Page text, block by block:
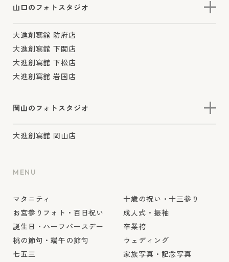
山口のフォトスタジオ
大進創寫舘 防府店
大進創寫舘 下関店
大進創寫舘 下松店
大進創寫舘 岩国店
岡山のフォトスタジオ
大進創寫舘 岡山店
MENU
マタニティ
お宮参りフォト・百日祝い
誕生日・ハーフバースデー
桃の節句・端午の節句
七五三
十歳の祝い・十三参り
成人式・振袖
卒業袴
ウェディング
家族写真・記念写真